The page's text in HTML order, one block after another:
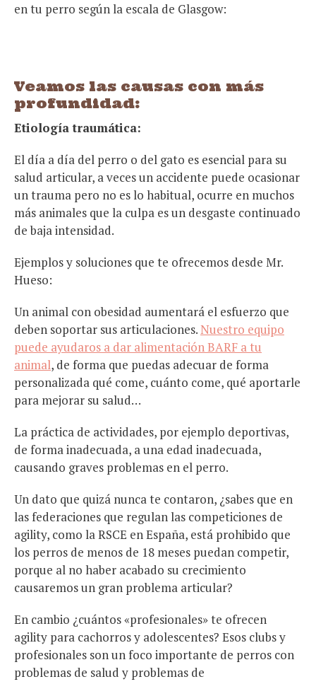
en tu perro según la escala de Glasgow:
Veamos las causas con más
profundidad:
Etiología traumática:
El día a día del perro o del gato es esencial para su
salud articular, a veces un accidente puede ocasionar
un trauma pero no es lo habitual, ocurre en muchos
más animales que la culpa es un desgaste continuado
de baja intensidad.
Ejemplos y soluciones que te ofrecemos desde Mr.
Hueso:
Un animal con obesidad aumentará el esfuerzo que
deben soportar sus articulaciones.Nuestro equipo
puede ayudaros a dar alimentación BARF a tu
animal, de forma que puedas adecuar de forma
personalizada qué come, cuánto come, qué aportarle
para mejorar su salud…
La práctica de actividades, por ejemplo deportivas,
de forma inadecuada, a una edad inadecuada,
causando graves problemas en el perro.
Un dato que quizá nunca te contaron, ¿sabes que en
las federaciones que regulan las competiciones de
agility, como la RSCE en España, está prohibido que
los perros de menos de 18 meses puedan competir,
porque al no haber acabado su crecimiento
causaremos un gran problema articular?
En cambio ¿cuántos «profesionales» te ofrecen
agility para cachorros y adolescentes? Esos clubs y
profesionales son un foco importante de perros con
problemas de salud y problemas de